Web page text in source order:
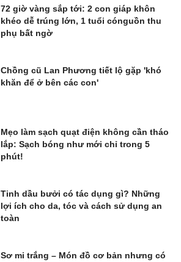
72 giờ vàng sắp tới: 2 con giáp khôn
khéo dễ trúng lớn, 1 tuổi cónguồn thu
phụ bất ngờ
Chồng cũ Lan Phương tiết lộ gặp 'khó
khăn để ở bên các con'
Mẹo làm sạch quạt điện không cần tháo
lắp: Sạch bóng như mới chỉ trong 5
phút!
Tinh dầu bưởi có tác dụng gì? Những
lợi ích cho da, tóc và cách sử dụng an
toàn
Sơ mi trắng – Món đồ cơ bản nhưng có